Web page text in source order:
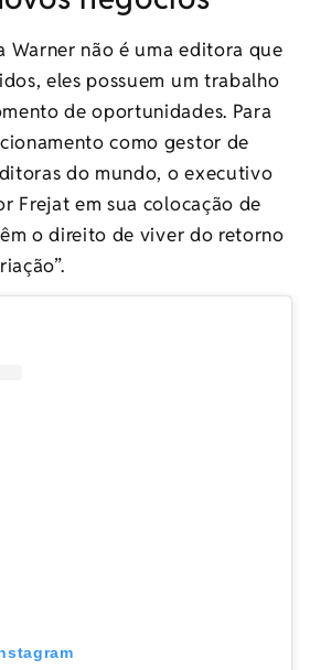
Warner não é uma editora que
eles possuem um trabalho
de oportunidades. Para
como gestor de
do mundo, o executivo
Frejat em sua colocação de
o direito de viver do retorno